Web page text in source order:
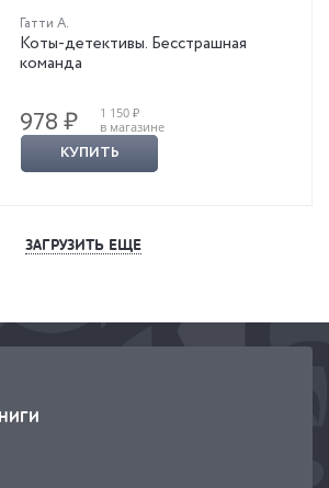
Гатти А.
Коты-детективы. Бесстрашная
команда
978 ₽
1 150 ₽
в магазине
КУПИТЬ
ЗАГРУЗИТЬ ЕЩЕ